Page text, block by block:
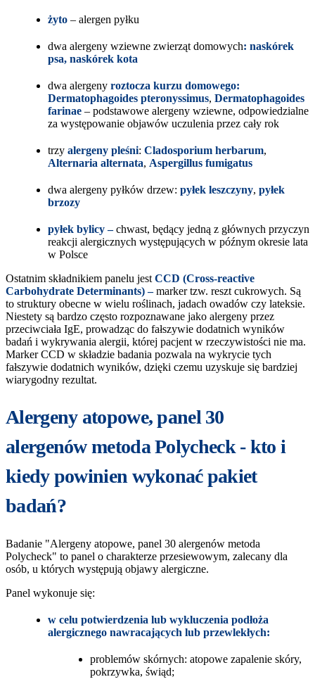
żyto – alergen pyłku
dwa alergeny wziewne zwierząt domowych: naskórek
psa, naskórek kota
dwa alergeny roztocza kurzu domowego:
Dermatophagoides pteronyssimus, Dermatophagoides
farinae – podstawowe alergeny wziewne, odpowiedzialne
za występowanie objawów uczulenia przez cały rok
trzy alergeny pleśni: Cladosporium herbarum,
Alternaria alternata, Aspergillus fumigatus
dwa alergeny pyłków drzew: pyłek leszczyny, pyłek
brzozy
pyłek bylicy –chwast, będący jedną z głównych przyczyn
reakcji alergicznych występujących w późnym okresie lata
w Polsce
Ostatnim składnikiem panelu jest CCD (Cross-reactive
Carbohydrate Determinants) –marker tzw. reszt cukrowych. Są
to struktury obecne w wielu roślinach, jadach owadów czy lateksie.
Niestety są bardzo często rozpoznawane jako alergeny przez
przeciwciała IgE, prowadząc do fałszywie dodatnich wyników
badań i wykrywania alergii, której pacjent w rzeczywistości nie ma.
Marker CCD w składzie badania pozwala na wykrycie tych
fałszywie dodatnich wyników, dzięki czemu uzyskuje się bardziej
wiarygodny rezultat.
Alergeny atopowe, panel 30
alergenów metoda Polycheck - kto i
kiedy powinien wykonać pakiet
badań?
Badanie "Alergeny atopowe, panel 30 alergenów metoda
Polycheck" to panel o charakterze przesiewowym, zalecany dla
osób, u których występują objawy alergiczne.
Panel wykonuje się:
w celu potwierdzenia lub wykluczenia podłoża
alergicznego nawracających lub przewlekłych:
problemów skórnych: atopowe zapalenie skóry,
pokrzywka, świąd;